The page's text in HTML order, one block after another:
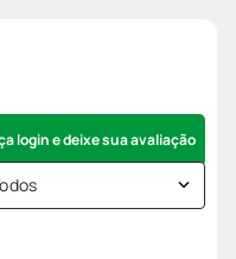
login e deixe sua avaliação